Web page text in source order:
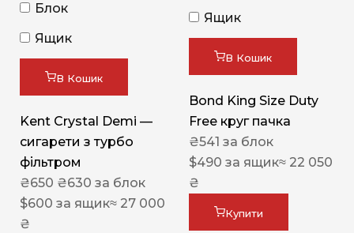
Блок
Ящик
В Кошик
Kent Crystal Demi —
сигарети з турбо
фільтром
₴650 ₴630 за блок
$600 за ящик≈ 27 000
₴
Ящик
В Кошик
Bond King Size Duty
Free круг пачка
₴541 за блок
$490 за ящик≈ 22 050
₴
Купити